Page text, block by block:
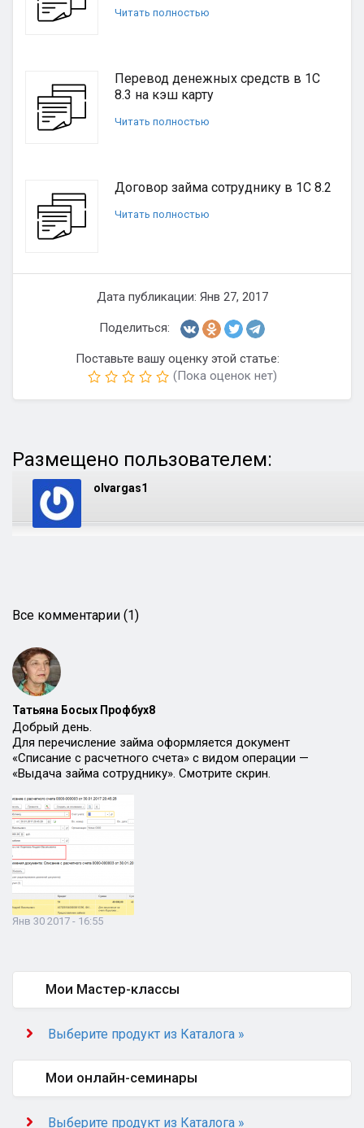
Читать полностью
Перевод денежных средств в 1С
8.3 на кэш карту
Читать полностью
Договор займа сотруднику в 1С 8.2
Читать полностью
Дата публикации: Янв 27, 2017
Поделиться:
Поставьте вашу оценку этой статье:
(Пока оценок нет)
Размещено пользователем:
olvargas1
Все комментарии (1)
Татьяна Босых Профбух8
Добрый день.
Для перечисление займа оформляется документ
«Списание с расчетного счета» с видом операции —
«Выдача займа сотруднику». Смотрите скрин.
Янв 30 2017 - 16:55
Мои Мастер-классы
Выберите продукт из Каталога »
Мои онлайн-семинары
Выберите продукт из Каталога »